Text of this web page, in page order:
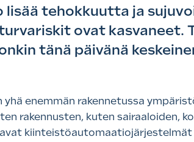
tehokkuutta ja
ovat kasvaneet.
tänä päivänä
enemmän rakennetussa
rakennusten, kuten sairaaloiden,
kiinteistöautomaatiojärjestelmät